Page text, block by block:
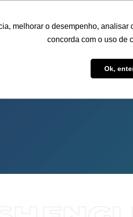
melhorar o desempenho,
concorda com o uso de
Ok,
PÓS-GRADUAÇÃO CAPACITAÇÃO